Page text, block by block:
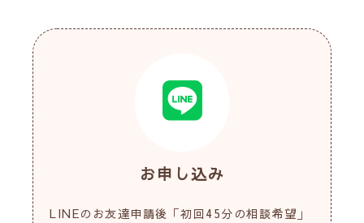
お申し込み
LINEのお友達申請後「初回45分の相談希望」